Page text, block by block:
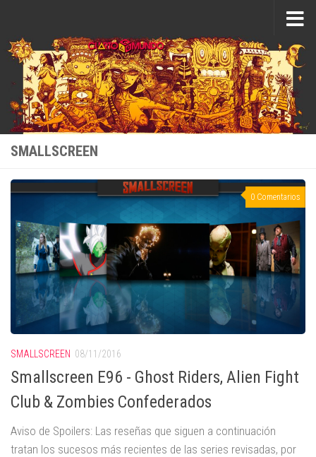
SMALLSCREEN
0 Comentarios
SMALLSCREEN 08/11/2016
Smallscreen E96 - Ghost Riders, Alien Fight
Club & Zombies Confederados
Aviso de Spoilers: Las reseñas que siguen a continuación
tratan los sucesos más recientes de las series revisadas, por